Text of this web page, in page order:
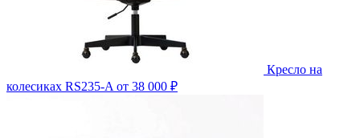
Кресло на
колесиках RS235-A от 38 000 ₽